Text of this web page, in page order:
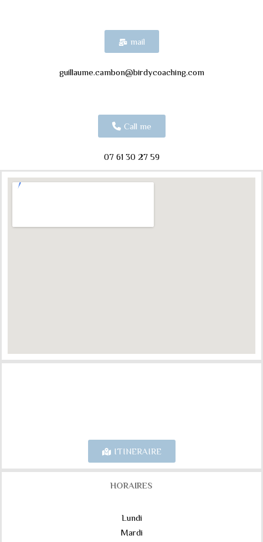
mail
guillaume.cambon@birdycoaching.com
Call me
07 61 30 27 59
ITINERAIRE
HORAIRES
Lundi
Mardi